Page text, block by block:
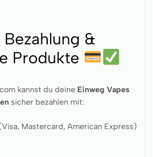
&
Produkte
kannst du deine Einweg Vapes
sicher bezahlen mit:
Mastercard, American Express)